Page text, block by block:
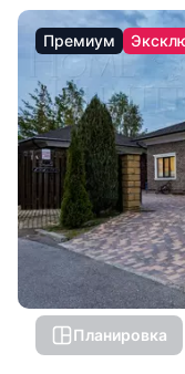
Премиум
Планировка